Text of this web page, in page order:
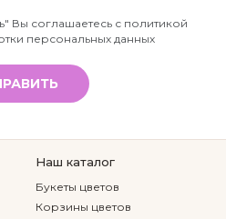
Вы соглашаетесь с политикой
персональных данных
Наш каталог
Букеты цветов
Корзины цветов